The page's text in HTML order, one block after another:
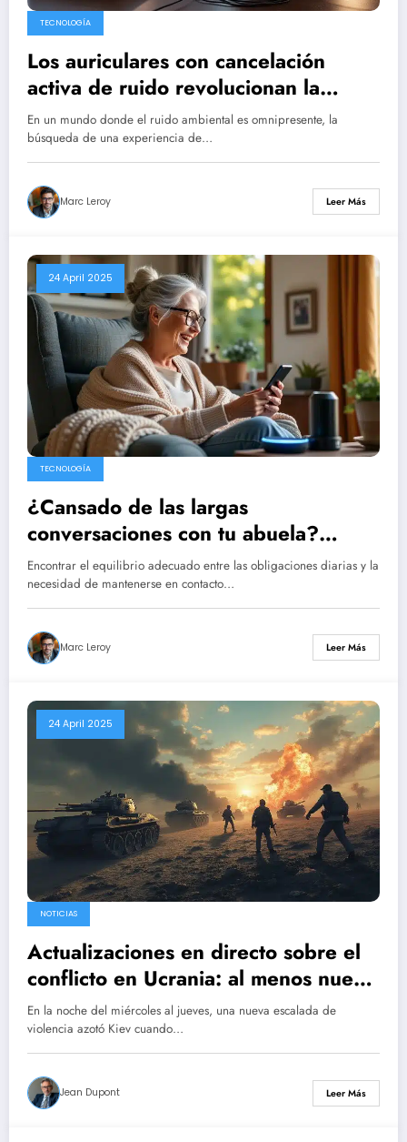
TECNOLOGÍA
Los auriculares con cancelación
activa de ruido revolucionan la
experiencia de los audiófilos más
exigentes.
En un mundo donde el ruido ambiental es omnipresente, la
búsqueda de una experiencia de…
Marc Leroy Leer Más
24 April 2025
TECNOLOGÍA
¿Cansado de las largas
conversaciones con tu abuela?
Descubre la IA que la llama a diario.
Encontrar el equilibrio adecuado entre las obligaciones diarias y la
necesidad de mantenerse en contacto…
Marc Leroy Leer Más
24 April 2025
NOTICIAS
Actualizaciones en directo sobre el
conflicto en Ucrania: al menos nueve
víctimas tras los bombardeos
nocturnos en Kiev; Trump sugiere un
posible acercamiento con Moscú
En la noche del miércoles al jueves, una nueva escalada de
violencia azotó Kiev cuando…
Jean Dupont Leer Más